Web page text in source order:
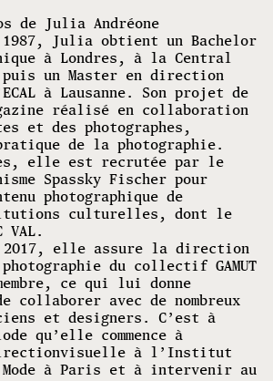
de Julia Andréone
Julia obtient un Bachelor
à Londres, à la Central
un Master en direction
à Lausanne. Son projet de
réalisé en collaboration
et des photographes,
de la photographie.
elle est recrutée par le
Spassky Fischer pour
photographique de
culturelles, dont le
VAL.
2017, elle assure la direction
du collectif GAMUT
ce qui lui donne
collaborer avec de nombreux
et designers. C’est à
qu’elle commence à
à l’Institut
à Paris et à intervenir au